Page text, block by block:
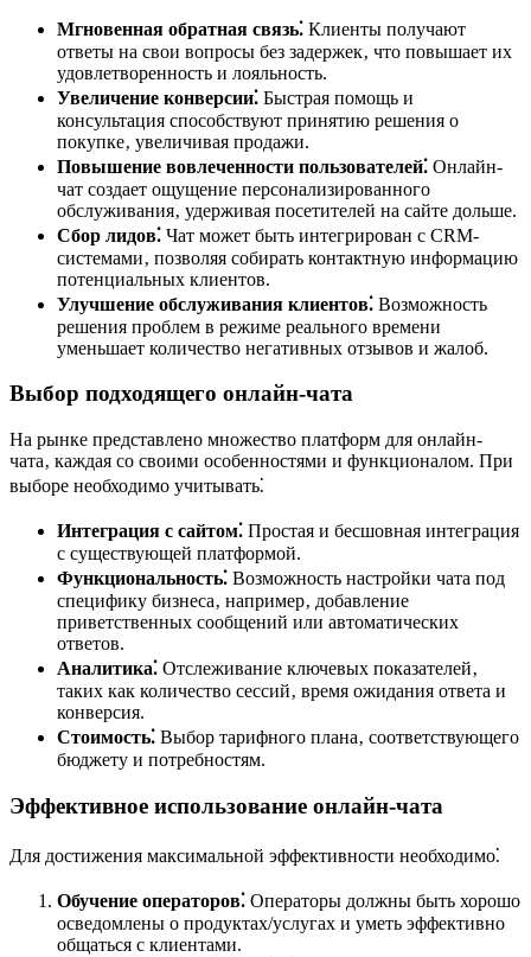
Мгновенная обратная связь⁚ Клиенты получают
ответы на свои вопросы без задержек‚ что повышает их
удовлетворенность и лояльность.
Увеличение конверсии⁚ Быстрая помощь и
консультация способствуют принятию решения о
покупке‚ увеличивая продажи.
Повышение вовлеченности пользователей⁚ Онлайн-
чат создает ощущение персонализированного
обслуживания‚ удерживая посетителей на сайте дольше.
Сбор лидов⁚ Чат может быть интегрирован с CRM-
системами‚ позволяя собирать контактную информацию
потенциальных клиентов.
Улучшение обслуживания клиентов⁚ Возможность
решения проблем в режиме реального времени
уменьшает количество негативных отзывов и жалоб.
Выбор подходящего онлайн-чата
На рынке представлено множество платформ для онлайн-
чата‚ каждая со своими особенностями и функционалом. При
выборе необходимо учитывать⁚
Интеграция с сайтом⁚ Простая и бесшовная интеграция
с существующей платформой.
Функциональность⁚ Возможность настройки чата под
специфику бизнеса‚ например‚ добавление
приветственных сообщений или автоматических
ответов.
Аналитика⁚ Отслеживание ключевых показателей‚
таких как количество сессий‚ время ожидания ответа и
конверсия.
Стоимость⁚ Выбор тарифного плана‚ соответствующего
бюджету и потребностям.
Эффективное использование онлайн-чата
Для достижения максимальной эффективности необходимо⁚
Обучение операторов⁚ Операторы должны быть хорошо
осведомлены о продуктах/услугах и уметь эффективно
общаться с клиентами.